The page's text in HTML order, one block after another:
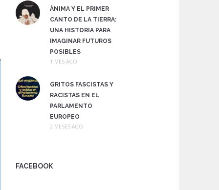
ÀNIMA Y EL PRIMER
CANTO DE LA TIERRA:
UNA HISTORIA PARA
IMAGINAR FUTUROS
POSIBLES
1 MES AGO
GRITOS FASCISTAS Y
RACISTAS EN EL
PARLAMENTO
EUROPEO
2 MESES AGO
FACEBOOK